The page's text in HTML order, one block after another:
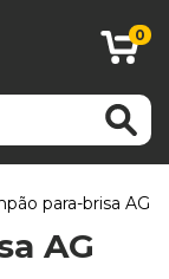
0
para-brisa AG
AG